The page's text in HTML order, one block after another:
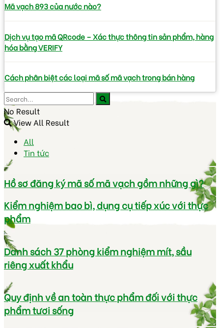
Mã vạch 893 của nước nào?
Dịch vụ tạo mã QRcode – Xác thực thông tin sản phẩm, hàng
hóa bằng VERIFY
Cách phân biệt các loại mã số mã vạch trong bán hàng
No Result
View All Result
All
Tin tức
Hồ sơ đăng ký mã số mã vạch gồm những gì?
Kiểm nghiệm bao bì, dụng cụ tiếp xúc với thực
phẩm
Danh sách 37 phòng kiểm nghiệm mít, sầu
riêng xuất khẩu
Quy định về an toàn thực phẩm đối với thực
phẩm tươi sống